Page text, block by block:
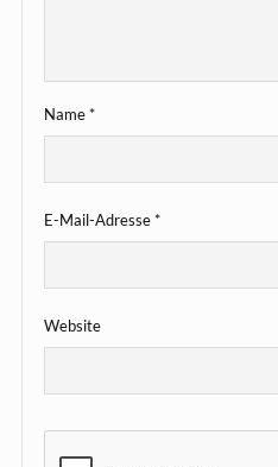
Name*
E-Mail-Adresse*
Website